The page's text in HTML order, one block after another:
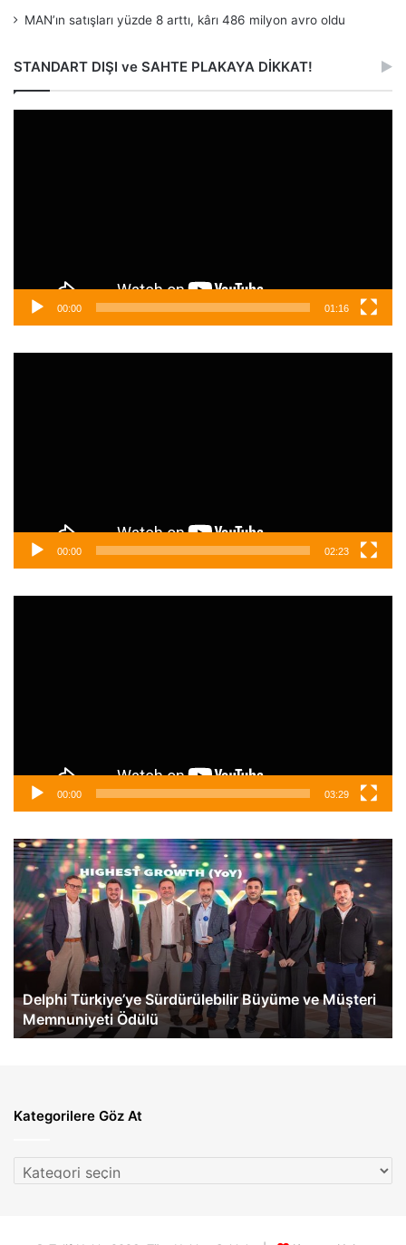
MAN’ın satışları yüzde 8 arttı, kârı 486 milyon avro oldu
STANDART DIŞI ve SAHTE PLAKAYA DİKKAT!
00:00 01:16
00:00 02:23
00:00 03:29
Delphi
Türkiye’ye
Sürdürülebilir
Büyüme
ve
Müşteri
Memnuniyeti
Delphi Türkiye’ye Sürdürülebilir Büyüme ve Müşteri
Memnuniyeti Ödülü
Kategorilere Göz At
Kategorilere
Göz